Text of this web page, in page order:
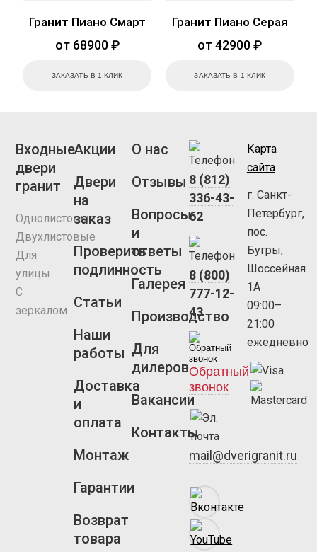
Гранит Пиано Смарт
от 68900 ₽
ЗАКАЗАТЬ В 1 КЛИК
Гранит Пиано Серая
от 42900 ₽
ЗАКАЗАТЬ В 1 КЛИК
Входные
двери
гранит
Однолистовые
Двухлистовые
Для
улицы
С
зеркалом
Акции
Двери
на
заказ
Проверить
подлинность
Статьи
Наши
работы
Доставка
и
оплата
Монтаж
Гарантии
Возврат
товара
О нас
Отзывы
Вопросы
и
ответы
Галерея
Производство
Для
дилеров
Вакансии
Контакты
8 (812)
336-43-
62
8 (800)
777-12-
43
Обратный
звонок
mail@dverigranit.ru
Карта
сайта
г. Санкт-
Петербург,
пос.
Бугры,
Шоссейная
1А
09:00–
21:00
ежедневно